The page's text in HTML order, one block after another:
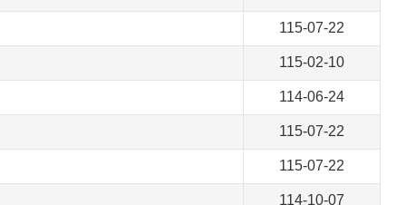
115-07-22
115-02-10
114-06-24
115-07-22
115-07-22
114-10-07